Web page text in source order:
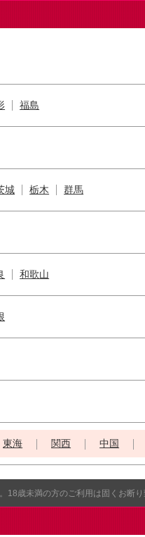
福島
城 栃木 群馬
和歌山
東海 関西 中国
18歳未満の方のご利用は固くお断り